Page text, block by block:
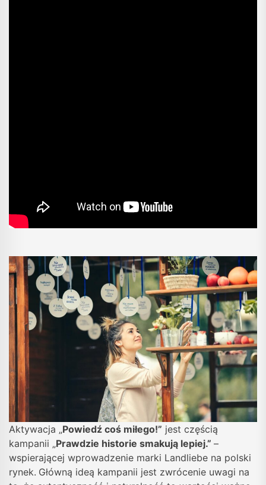
Aktywacja „Powiedź coś miłego!” jest częścią
kampanii „Prawdzie historie smakują lepiej.” –
wspierającej wprowadzenie marki Landliebe na polski
rynek. Główną ideą kampanii jest zwrócenie uwagi na